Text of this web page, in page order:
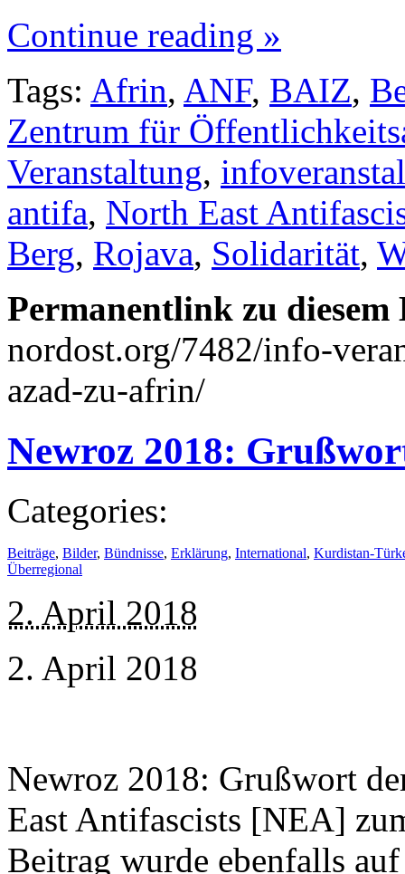
Continue reading »
Tags: Afrin, ANF, BAIZ,
Zentrum für
Veranstaltung,
antifa, North East
Berg, Rojava, Solidarität,
Permanentlink zu
nordost.org/7482/info-
azad-zu-afrin/
Newroz 2018:
Categories:
Beiträge, Bilder, Bündnisse, Erklärung, International, Kurdistan-
Überregional
2. April 2018
2. April 2018
Newroz 2018: Grußwort
East Antifascists [NEA]
Beitrag wurde ebenfalls